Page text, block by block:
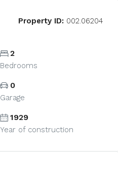
Property ID: 002.06204
2
Bedrooms
0
Garage
1929
Year of construction